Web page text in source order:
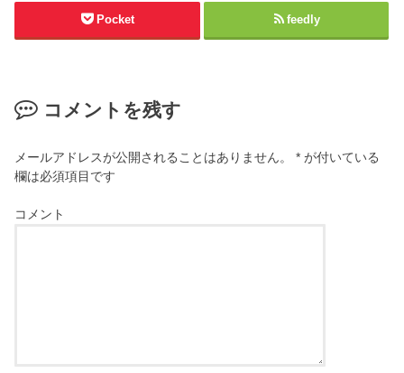
Pocket feedly
コメントを残す
メールアドレスが公開されることはありません。 * が付いている
欄は必須項目です
コメント